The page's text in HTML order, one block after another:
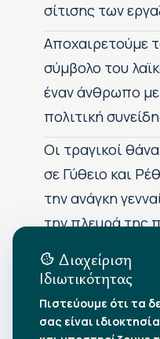
σίτισης των
Αποχαιρετούμε
σύμβολο του
έναν άνθρωπο με
πολιτική
Οι τραγικοί
σε Γύθειο και
την ανάγκη
την πλευρά της
Αρχείο
•Αύγουστος 2026
Διαχείριση
Ιδιωτικότητας
Πιστεύουμε ότι τα
σας είναι